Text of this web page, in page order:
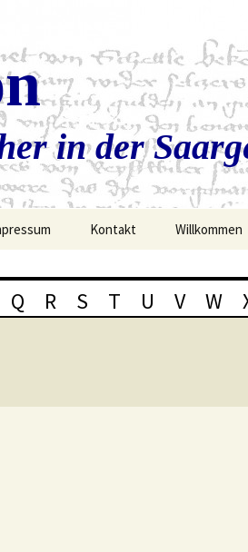
in der
Kontakt Willkommen
Q R S T U V W